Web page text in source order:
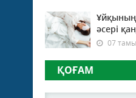
Ұйқының
әсері
07
ҚОҒАМ